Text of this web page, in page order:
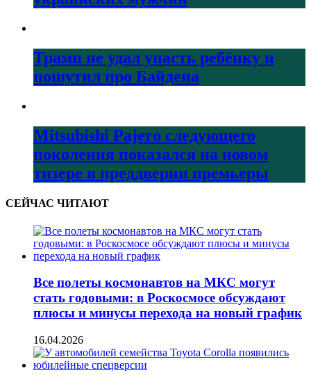
Трамп не удал упасть ребёнку и
пошутил про Байдена
Mitsubishi Pajero следующего
поколения показался на новом
тизере в преддверии премьеры
СЕЙЧАС ЧИТАЮТ
Все полеты космонавтов на МКС могут
стать годовыми: в Роскосмосе обсуждают
плюсы и минусы перехода на новый график
16.04.2026